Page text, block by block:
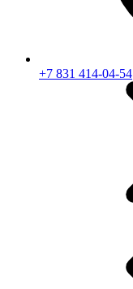
+7 831 414-04-54